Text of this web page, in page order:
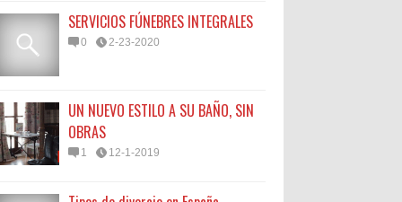
SERVICIOS FÚNEBRES INTEGRALES
0 2-23-2020
UN NUEVO ESTILO A SU BAÑO, SIN
OBRAS
1 12-1-2019